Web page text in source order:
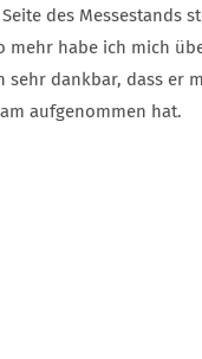
des Messestands
mehr habe ich mich
sehr dankbar, dass er
aufgenommen hat.